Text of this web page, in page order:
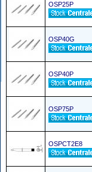
OSP25P
OSP40G
OSP40P
OSP75P
OSPCT2E8